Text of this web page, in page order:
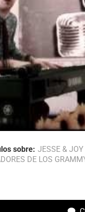
sobre: JESSE & JOY
DE LOS